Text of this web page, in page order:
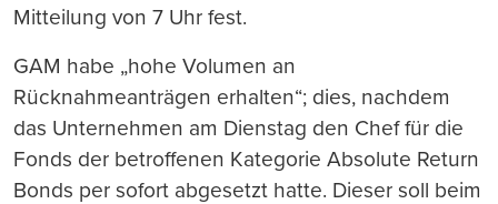
Mitteilung von 7 Uhr fest.
GAM habe „hohe Volumen an
Rücknahmeanträgen erhalten“; dies, nachdem
das Unternehmen am Dienstag den Chef für die
Fonds der betroffenen Kategorie Absolute Return
Bonds per sofort abgesetzt hatte. Dieser soll beim